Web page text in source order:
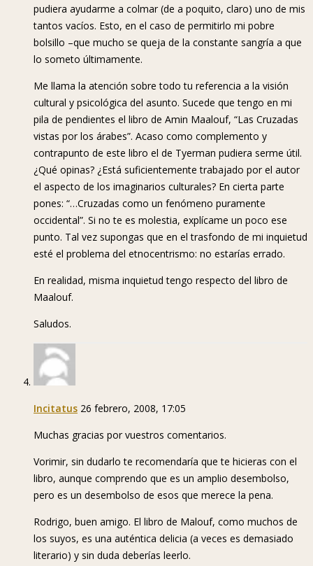
pudiera ayudarme a colmar (de a poquito, claro) uno de mis
tantos vacíos. Esto, en el caso de permitirlo mi pobre
bolsillo –que mucho se queja de la constante sangría a que
lo someto últimamente.
Me llama la atención sobre todo tu referencia a la visión
cultural y psicológica del asunto. Sucede que tengo en mi
pila de pendientes el libro de Amin Maalouf, “Las Cruzadas
vistas por los árabes”. Acaso como complemento y
contrapunto de este libro el de Tyerman pudiera serme útil.
¿Qué opinas? ¿Está suficientemente trabajado por el autor
el aspecto de los imaginarios culturales? En cierta parte
pones: “…Cruzadas como un fenómeno puramente
occidental”. Si no te es molestia, explícame un poco ese
punto. Tal vez supongas que en el trasfondo de mi inquietud
esté el problema del etnocentrismo: no estarías errado.
En realidad, misma inquietud tengo respecto del libro de
Maalouf.
Saludos.
Incitatus 26 febrero, 2008, 17:05
Muchas gracias por vuestros comentarios.
Vorimir, sin dudarlo te recomendaría que te hicieras con el
libro, aunque comprendo que es un amplio desembolso,
pero es un desembolso de esos que merece la pena.
Rodrigo, buen amigo. El libro de Malouf, como muchos de
los suyos, es una auténtica delicia (a veces es demasiado
literario) y sin duda deberías leerlo.